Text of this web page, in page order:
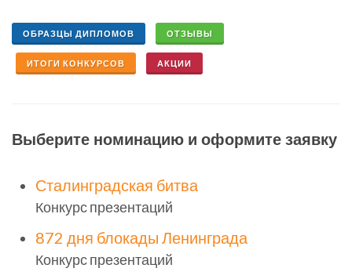
ОБРАЗЦЫ ДИПЛОМОВ ОТЗЫВЫ
ИТОГИ КОНКУРСОВ АКЦИИ
Выберите номинацию и оформите заявку
Сталинградская битва
Конкурс презентаций
872 дня блокады Ленинграда
Конкурс презентаций